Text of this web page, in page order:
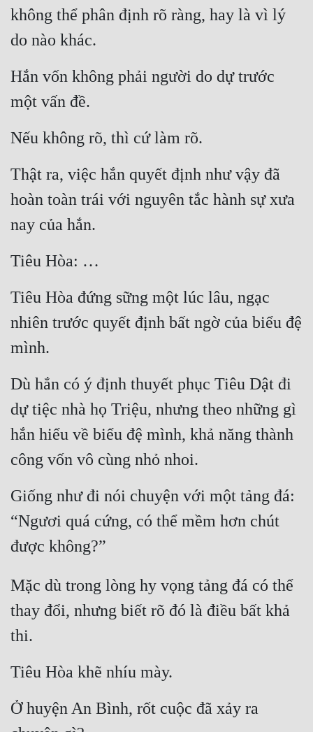
Trinh Thám
Triều Đấu
Trọng Sinh
Tội Phạm
Vô Địch
Võ Hiệp
Võng Du
Xuyên Không
Xuyên Nhanh
Xuyên Sách
Điền Văn
Đô Thị
Đông Phương
Đồng Nhân
Ngự Thú
Truyện Nam
Vô Địch Lưu
Xây Dựng Thế Lực
không thể phân định rõ ràng, hay là vì lý
do nào khác.
Hắn vốn không phải người do dự trước
một vấn đề.
Nếu không rõ, thì cứ làm rõ.
Thật ra, việc hắn quyết định như vậy đã
hoàn toàn trái với nguyên tắc hành sự xưa
nay của hắn.
Tiêu Hòa: …
Tiêu Hòa đứng sững một lúc lâu, ngạc
nhiên trước quyết định bất ngờ của biểu đệ
mình.
Dù hắn có ý định thuyết phục Tiêu Dật đi
dự tiệc nhà họ Triệu, nhưng theo những gì
hắn hiểu về biểu đệ mình, khả năng thành
công vốn vô cùng nhỏ nhoi.
Giống như đi nói chuyện với một tảng đá:
“Ngươi quá cứng, có thể mềm hơn chút
được không?”
Mặc dù trong lòng hy vọng tảng đá có thể
thay đổi, nhưng biết rõ đó là điều bất khả
thi.
Tiêu Hòa khẽ nhíu mày.
Ở huyện An Bình, rốt cuộc đã xảy ra